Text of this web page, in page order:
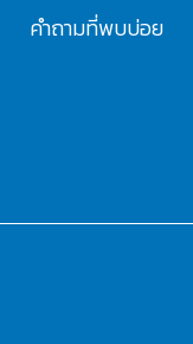
คำถามที่พบบ่อย